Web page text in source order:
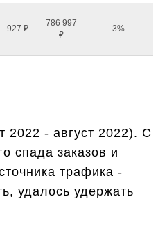
927 ₽
786 997
₽
3%
2022 - август 2022). С
спада заказов и
трафика -
удалось удержать